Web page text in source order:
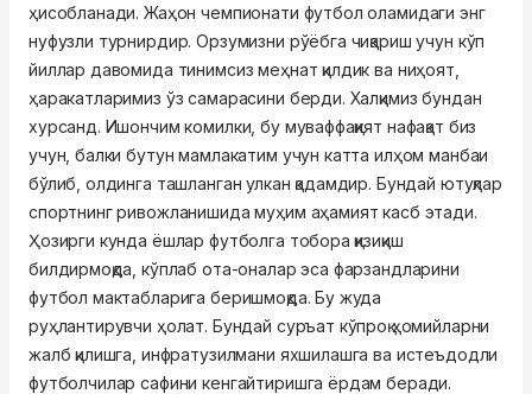
ҳисобланади. Жаҳон чемпионати футбол оламидаги энг
нуфузли турнирдир. Орзумизни рўёбга чиқариш учун кўп
йиллар давомида тинимсиз меҳнат қилдик ва ниҳоят,
ҳаракатларимиз ўз самарасини берди. Халқимиз бундан
хурсанд. Ишончим комилки, бу муваффақият нафақат биз
учун, балки бутун мамлакатим учун катта илҳом манбаи
бўлиб, олдинга ташланган улкан қадамдир. Бундай ютуқлар
спортнинг ривожланишида муҳим аҳамият касб этади.
Ҳозирги кунда ёшлар футболга тобора қизиқиш
билдирмоқда, кўплаб ота-оналар эса фарзандларини
футбол мактабларига беришмоқда. Бу жуда
руҳлантирувчи ҳолат. Бундай суръат кўпроқ ҳомийларни
жалб қилишга, инфратузилмани яхшилашга ва истеъдодли
футболчилар сафини кенгайтиришга ёрдам беради.